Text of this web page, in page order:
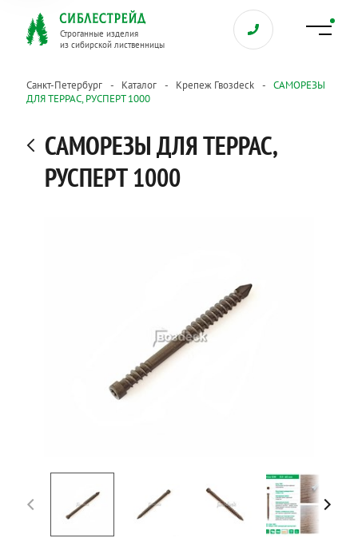
Строганные изделия
из сибирской лиственницы
Санкт-Петербург Каталог Крепеж Гвозdeck
САМОРЕЗЫ
ДЛЯ ТЕРРАС, РУСПЕРТ 1000
САМОРЕЗЫ ДЛЯ ТЕРРАС,
РУСПЕРТ 1000